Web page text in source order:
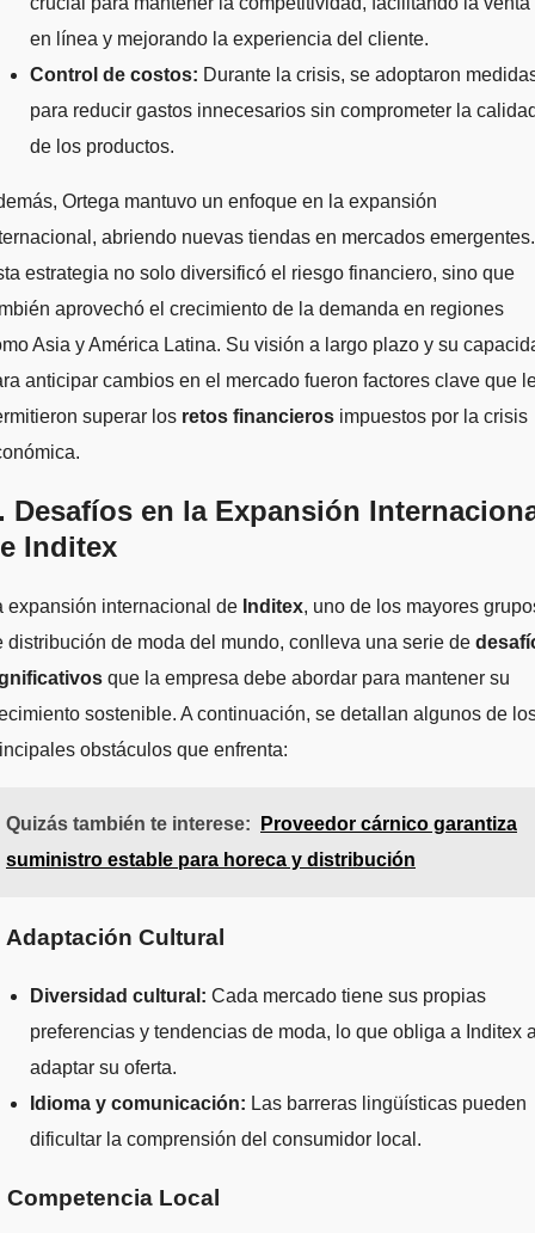
en línea y mejorando la experiencia del cliente.
Control de costos: Durante la crisis, se adoptaron
para reducir gastos innecesarios sin comprometer la
de los productos.
Ortega mantuvo un enfoque en la expansión
abriendo nuevas tiendas en mercados emergentes.
estrategia no solo diversificó el riesgo financiero, sino que
aprovechó el crecimiento de la demanda en regiones
Asia y América Latina. Su visión a largo plazo y su
anticipar cambios en el mercado fueron factores clave que
superar los retos financieros impuestos por la crisis
Desafíos en la Expansión
Inditex
expansión internacional de Inditex, uno de los mayores
distribución de moda del mundo, conlleva una serie de
que la empresa debe abordar para mantener su
sostenible. A continuación, se detallan algunos de
obstáculos que enfrenta:
Quizás también te interese:
Proveedor cárnico garantiza
suministro estable para horeca y distribución
Adaptación Cultural
Diversidad cultural: Cada mercado tiene sus propias
preferencias y tendencias de moda, lo que obliga a Inditex
adaptar su oferta.
Idioma y comunicación: Las barreras lingüísticas pueden
dificultar la comprensión del consumidor local.
Competencia Local